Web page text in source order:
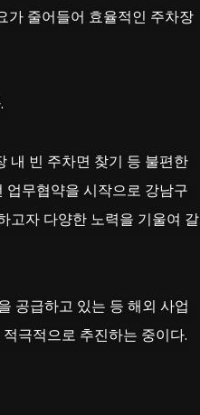
가 줄어들어 효율적인 주차장
내 빈 주차면 찾기 등 불편한
업무협약을 시작으로 강남구
고자 다양한 노력을 기울여 갈
공급하고 있는 등 해외 사업
극적으로 추진하는 중이다.